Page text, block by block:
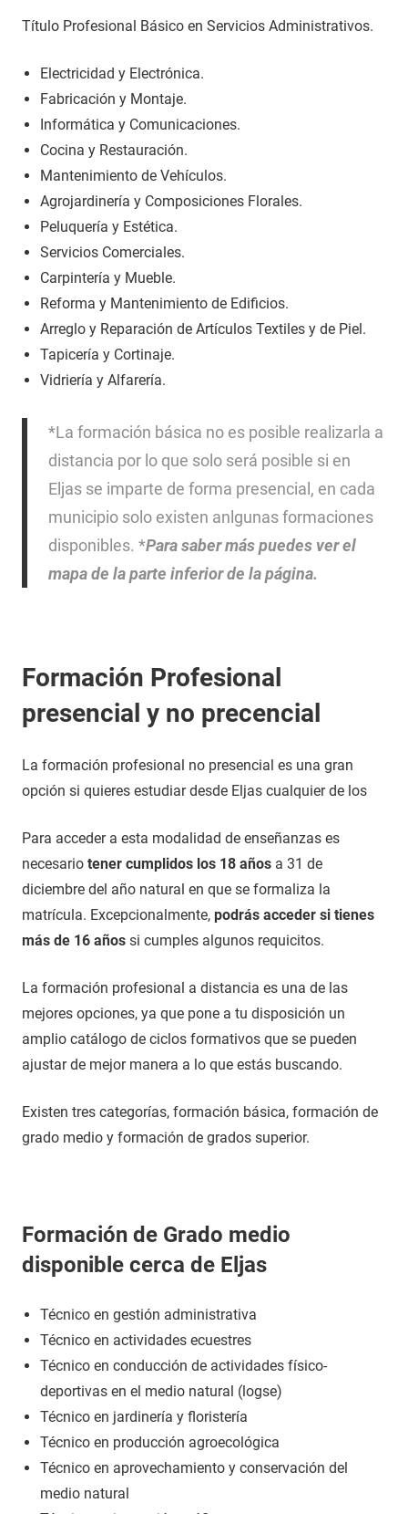
Título Profesional Básico en Servicios Administrativos.
Electricidad y Electrónica.
Fabricación y Montaje.
Informática y Comunicaciones.
Cocina y Restauración.
Mantenimiento de Vehículos.
Agrojardinería y Composiciones Florales.
Peluquería y Estética.
Servicios Comerciales.
Carpintería y Mueble.
Reforma y Mantenimiento de Edificios.
Arreglo y Reparación de Artículos Textiles y de Piel.
Tapicería y Cortinaje.
Vidriería y Alfarería.
*La formación básica no es posible realizarla a
distancia por lo que solo será posible si en
Eljas se imparte de forma presencial, en cada
municipio solo existen anlgunas formaciones
disponibles. *Para saber más puedes ver el
mapa de la parte inferior de la página.
Formación Profesional
presencial y no precencial
La formación profesional no presencial es una gran
opción si quieres estudiar desde Eljas cualquier de los
Para acceder a esta modalidad de enseñanzas es
necesario tener cumplidos los 18 años a 31 de
diciembre del año natural en que se formaliza la
matrícula. Excepcionalmente, podrás acceder si tienes
más de 16 años si cumples algunos requicitos.
La formación profesional a distancia es una de las
mejores opciones, ya que pone a tu disposición un
amplio catálogo de ciclos formativos que se pueden
ajustar de mejor manera a lo que estás buscando.
Existen tres categorías, formación básica, formación de
grado medio y formación de grados superior.
Formación de Grado medio
disponible cerca de Eljas
Técnico en gestión administrativa
Técnico en actividades ecuestres
Técnico en conducción de actividades físico-
deportivas en el medio natural (logse)
Técnico en jardinería y floristería
Técnico en producción agroecológica
Técnico en aprovechamiento y conservación del
medio natural